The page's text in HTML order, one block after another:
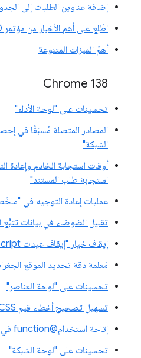
إضافة عناوين الطلبات إلى
اطّلِع على أهم الأخبار من مؤتمر Google I/O لعام 2025
أهمّ الميزات المتنوعة
‫Chrome 138
تحسينات على "لوحة الأداء"
المصادر المتصلة مُسبَقًا في
الشبكة"
أوقات استجابة الخادم
استجابة طلب المستند"
عمليات إعادة التوجيه في
تقليل الضوضاء في بيانات تتبُّع
إيقاف خيار "إيقاف عينات JavaScript" نهائيًا
مَعلمة دقة تحديد الموقع
تحسينات على "لوحة العناصر"
تسهيل تصحيح أخطاء قيم CSS المعقّدة
إتاحة استخدام@function في "العناصر" > "الأنماط"
تحسينات على "لوحة الشبكة"